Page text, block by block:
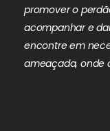
promover o
acompanhar e
encontre em
ameaçada, onde